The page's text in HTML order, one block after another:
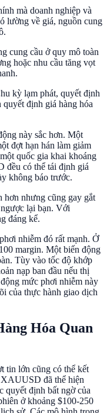
mà doanh nghiệp và
lường về giá, nguồn cung
cung cầu ở quy mô toàn
hoặc nhu cầu tăng vọt
kỳ lạm phát, quyết định
quyết định giá hàng hóa
này sắc hơn. Một
đợt hạn hán làm giảm
quốc gia khai khoáng
đều có thể tái định giá
không báo trước.
hơn nhưng cũng gay gắt
lại bạn. Với
đáng kể.
nhiễm đó rất mạnh. Ở
margin. Một biến động
Tùy vào tốc độ khớp
nạp ban đầu nếu thị
mức phơi nhiễm này
của thực hành giao dịch
Hóa Quan
tin lớn cũng có thể kết
đã thể hiện
quyết định bất ngờ của
ở khoảng $100-250